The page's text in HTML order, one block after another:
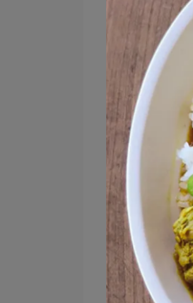
另外，杯